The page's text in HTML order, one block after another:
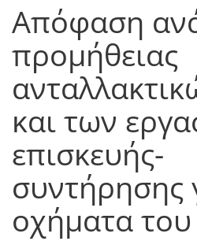
Απόφαση
προμήθειας
και των
επισκευής-
συντήρησης
οχήματα